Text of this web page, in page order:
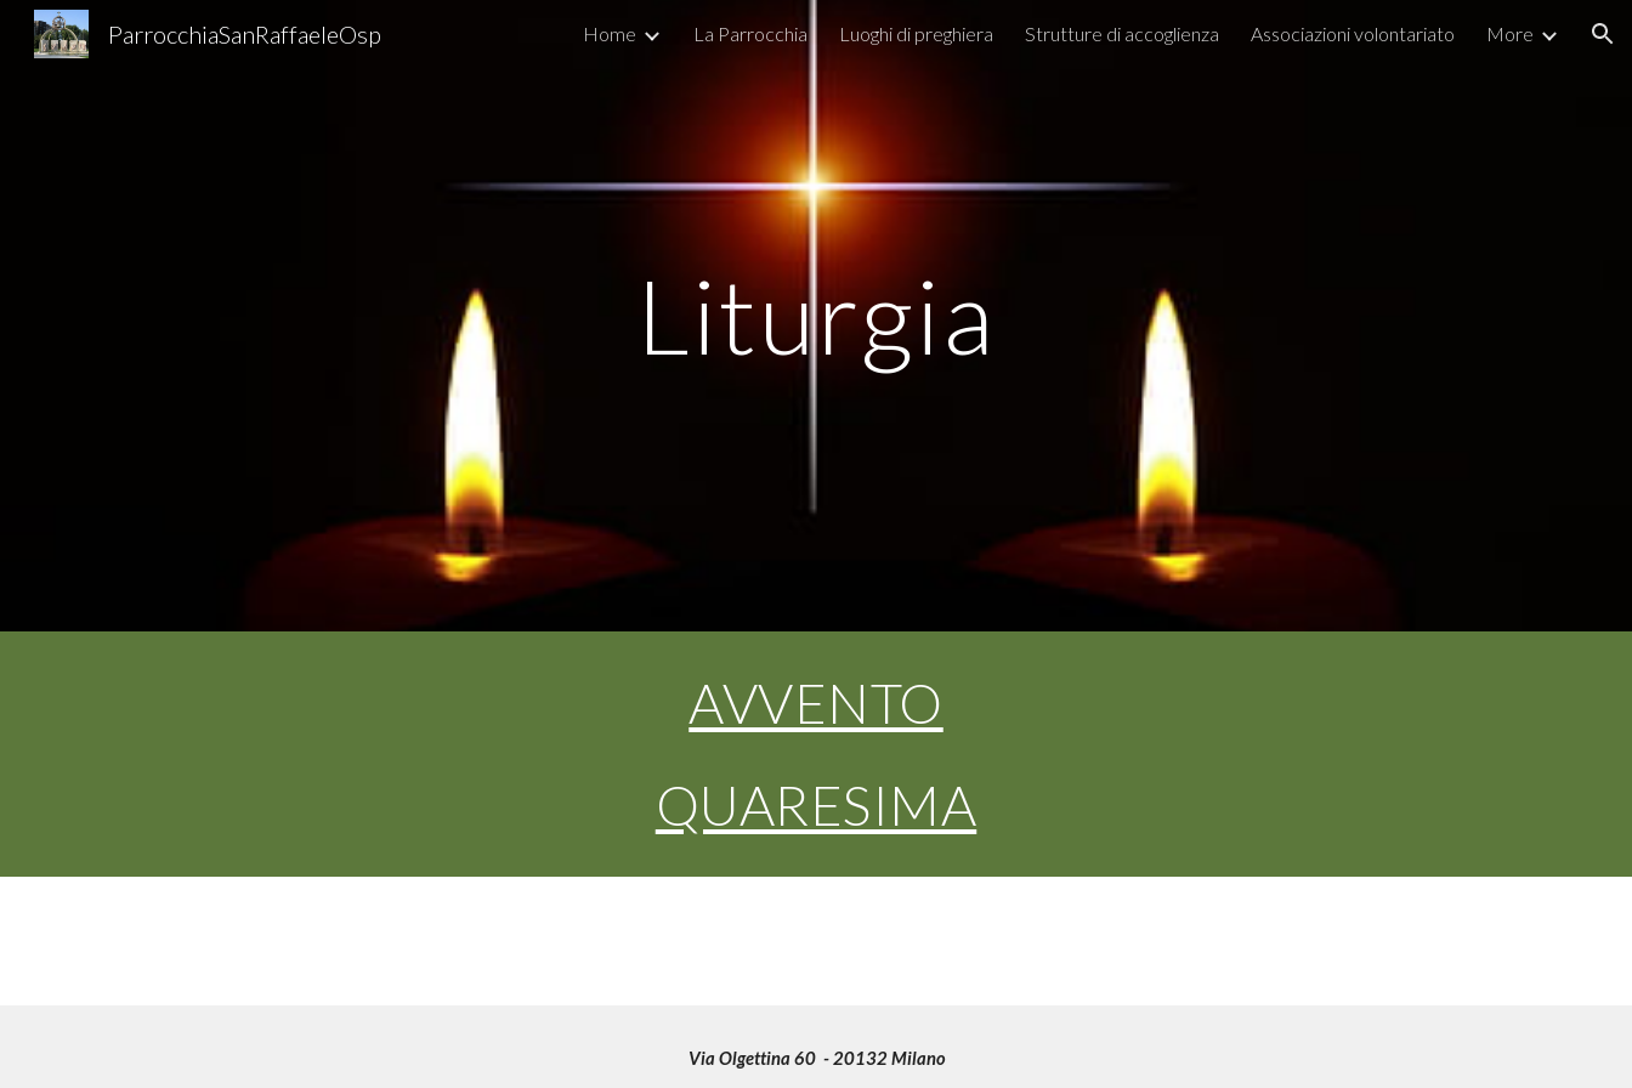
Skip to main content Skip to navigation
ParrocchiaSanRaffaeleOsp Home La Parrocchia Luoghi di preghiera Strutture di accoglienza Associazioni volontariato More
Liturgia
AVVENTO
QUARESIMA
Via Olgettina 60 - 20132 Milano